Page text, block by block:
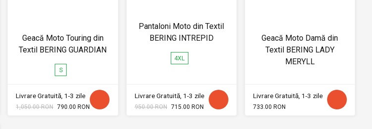
Geacă Moto Touring din
Textil BERING GUARDIAN
S
Livrare Gratuită, 1-3 zile
1,050.00 RON 790.00 RON
Pantaloni Moto din Textil
BERING INTREPID
4XL
Livrare Gratuită, 1-3 zile
950.00 RON 715.00 RON
Geacă Moto Damă din
Textil BERING LADY
MERYLL
Livrare Gratuită, 1-3 zile
733.00 RON